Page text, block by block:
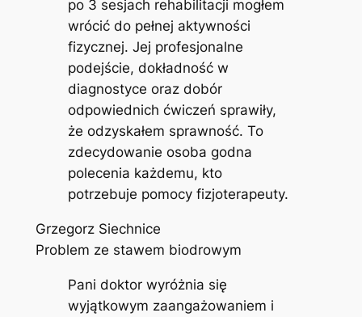
po 3 sesjach rehabilitacji mogłem
wrócić do pełnej aktywności
fizycznej. Jej profesjonalne
podejście, dokładność w
diagnostyce oraz dobór
odpowiednich ćwiczeń sprawiły,
że odzyskałem sprawność. To
zdecydowanie osoba godna
polecenia każdemu, kto
potrzebuje pomocy fizjoterapeuty.
Grzegorz Siechnice
Problem ze stawem biodrowym
Pani doktor wyróżnia się
wyjątkowym zaangażowaniem i